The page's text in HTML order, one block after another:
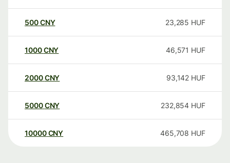
500CNY 23,285 HUF
1000CNY 46,571 HUF
2000CNY 93,142 HUF
5000CNY 232,854 HUF
10000 CNY 465,708 HUF